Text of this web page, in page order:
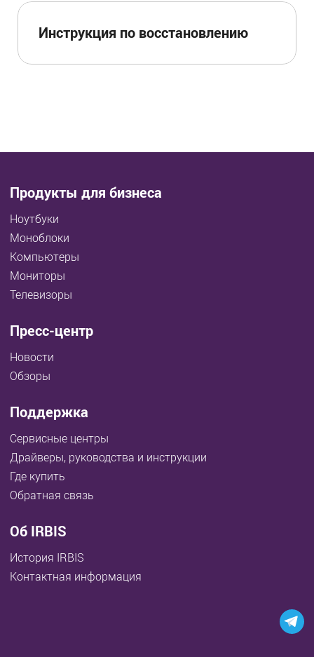
Инструкция по восстановлению
Продукты для бизнеса
Ноутбуки
Моноблоки
Компьютеры
Мониторы
Телевизоры
Пресс-центр
Новости
Обзоры
Поддержка
Сервисные центры
Драйверы, руководства и инструкции
Где купить
Обратная связь
Об IRBIS
История IRBIS
Контактная информация